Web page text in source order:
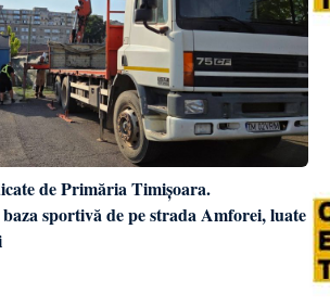
de Primăria Timișoara.
sportivă de pe strada Amforei, luate